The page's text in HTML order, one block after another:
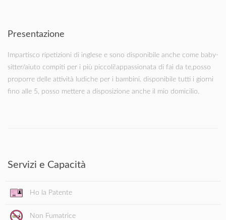
Presentazione
Impartisco ripetizioni di inglese e sono disponibile anche come baby-
sitter/aiuto compiti per i più piccoli!appassionata di fai da te,posso
proporre delle attività ludiche per i bambini. disponibile tutti i giorni
fino alle 5, posso mettere a disposizione anche il mio domicilio.
Servizi e Capacità
Ho la Patente
Non Fumatrice